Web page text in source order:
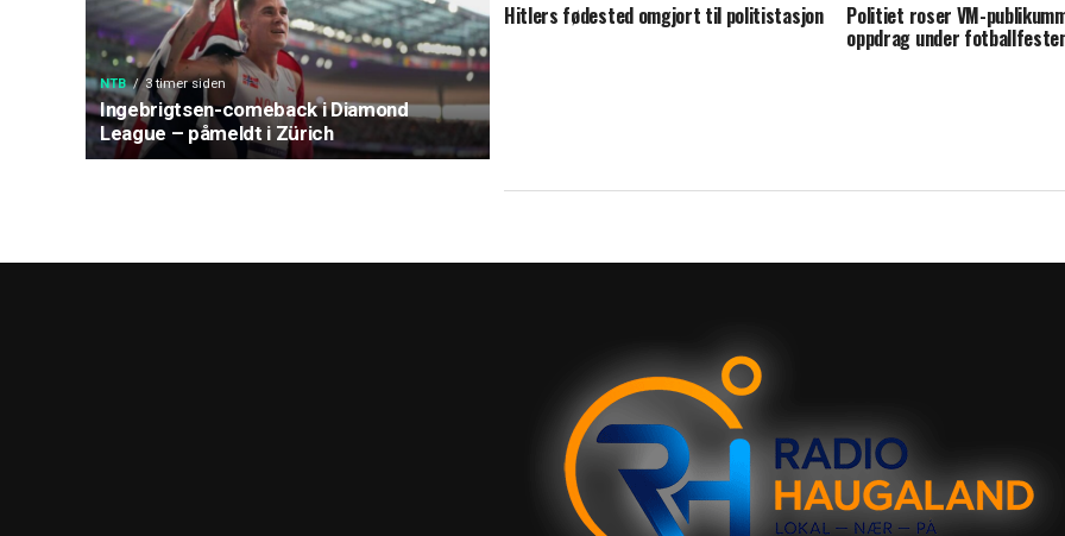
NTB 3 timer siden
Ingebrigtsen-comeback i Diamond
League – påmeldt i Zürich
Hitlers fødested omgjort til politistasjon Politiet roser VM-
oppdrag under